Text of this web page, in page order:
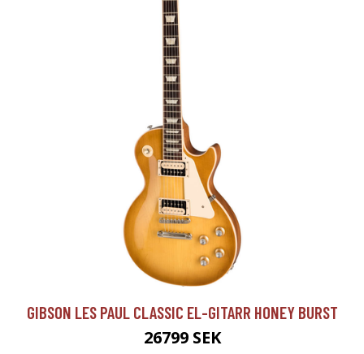
GIBSON LES PAUL CLASSIC EL-GITARR HONEY BURST
26799 SEK